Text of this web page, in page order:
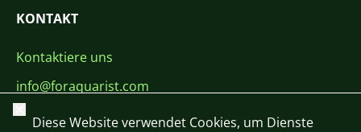
KONTAKT
Kontaktiere uns
info@foraquarist.com
+420 603 449 602
Schließen
Diese Website verwendet Cookies, um Dienste